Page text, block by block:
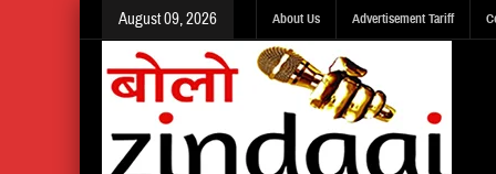
August 09, 2026 About Us Advertisement Tariff